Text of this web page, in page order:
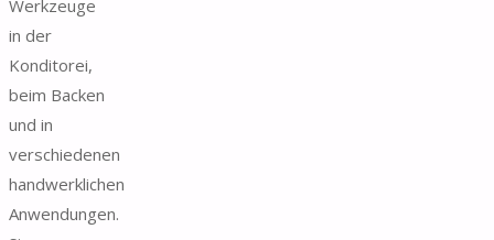
Werkzeuge
in der
Konditorei,
beim Backen
und in
verschiedenen
handwerklichen
Anwendungen.